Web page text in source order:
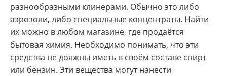
разнообразными клинерами. Обычно это либо
аэрозоли, либо специальные концентраты. Найти
их можно в любом магазине, где продаётся
бытовая химия. Необходимо понимать, что эти
средства не должны иметь в своём составе спирт
или бензин. Эти вещества могут нанести